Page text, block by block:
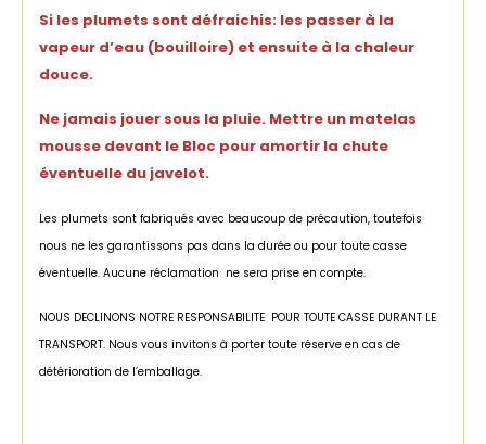
Si les plumets sont défraichis: les passer à la
vapeur d’eau (bouilloire) et ensuite à la chaleur
douce.
Ne jamais jouer sous la pluie. Mettre un matelas
mousse devant le Bloc pour amortir la chute
éventuelle du javelot.
Les plumets sont fabriqués avec beaucoup de précaution, toutefois
nous ne les garantissons pas dans la durée ou pour toute casse
éventuelle. Aucune réclamation ne sera prise en compte.
NOUS DECLINONS NOTRE RESPONSABILITE POUR TOUTE CASSE DURANT LE
TRANSPORT. Nous vous invitons à porter toute réserve en cas de
détérioration de l’emballage.